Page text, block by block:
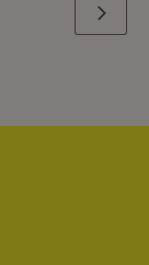
Weiter